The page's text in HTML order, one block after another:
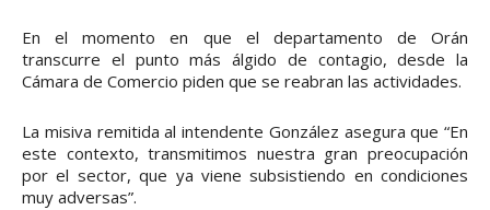
En el momento en que el departamento de Orán
transcurre el punto más álgido de contagio, desde la
Cámara de Comercio piden que se reabran las actividades.
La misiva remitida al intendente González asegura que “En
este contexto, transmitimos nuestra gran preocupación
por el sector, que ya viene subsistiendo en condiciones
muy adversas”.